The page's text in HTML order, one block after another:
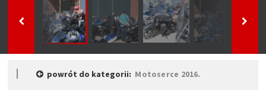
powrót do kategorii: Motoserce 2016.